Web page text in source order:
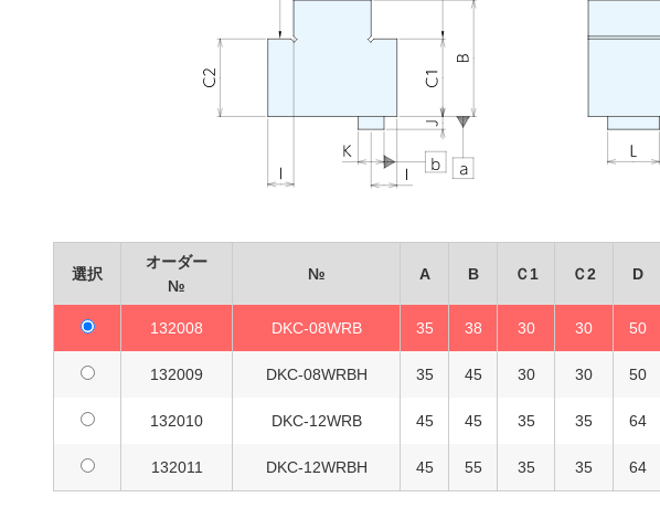
選択
オーダー
№
№ A B Ｃ1 Ｃ2 D
132008 DKC-08WRB 35 38 30 30 50
132009 DKC-08WRBH 35 45 30 30 50
132010 DKC-12WRB 45 45 35 35 64
132011 DKC-12WRBH 45 55 35 35 64